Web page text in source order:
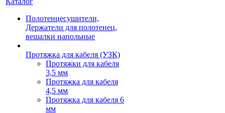
Полотенцесушители,
Держатели для полотенец,
вешалки напольные
Протяжка для кабеля (УЗК)
Протяжки для кабеля
3,5 мм
Протяжка для кабеля
4,5 мм
Протяжка для кабеля 6
мм